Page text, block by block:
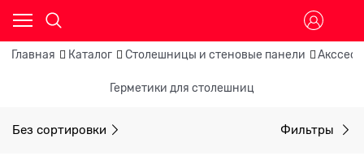
Главная Каталог Столешницы и стеновые панели
Герметики для столешниц
Без сортировки Фильтры